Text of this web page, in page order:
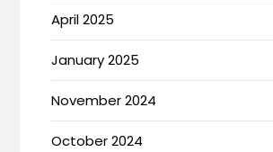
April 2025
January 2025
November 2024
October 2024